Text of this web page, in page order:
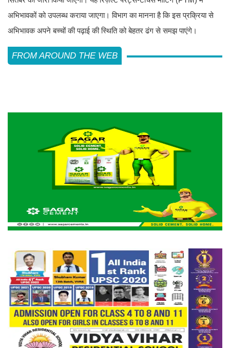
अभिभावकों को उपलब्ध कराया जाएगा। विभाग का मानना है कि इस प्रक्रिया से
अभिभावक अपने बच्चों की पढ़ाई की स्थिति को बेहतर ढंग से समझ पाएंगे।
FROM AROUND THE WEB